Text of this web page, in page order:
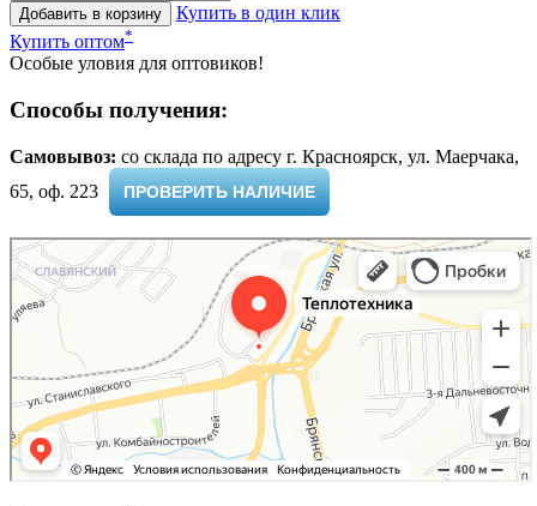
Добавить в корзину
Купить в один клик
Купить оптом*
Особые уловия для оптовиков!
Способы получения:
Самовывоз: cо склада по адресу г. Красноярск, ул. Маерчака,
65, оф. 223 ​
ПРОВЕРИТЬ НАЛИЧИЕ